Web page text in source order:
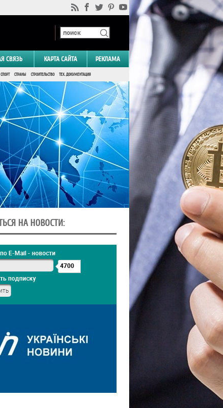
СВЯЗЬ КАРТА САЙТА РЕКЛАМА
СПОРТ СТРАНЫ СТРОИТЕЛЬСТВО ТЕХ. ДОКУМЕНТАЦИЯ
НА НОВОСТИ:
E-Mail - новости
4700
подписку